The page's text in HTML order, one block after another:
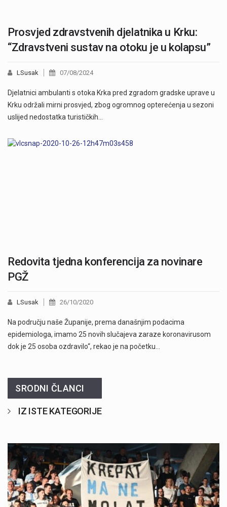
Prosvjed zdravstvenih djelatnika u Krku:
“Zdravstveni sustav na otoku je u kolapsu”
LSusak 07/08/2024
Djelatnici ambulanti s otoka Krka pred zgradom gradske uprave u
Krku održali mirni prosvjed, zbog ogromnog opterećenja u sezoni
uslijed nedostatka turističkih…
Redovita tjedna konferencija za novinare
PGŽ
LSusak 26/10/2020
Na području naše Županije, prema današnjim podacima
epidemiologa, imamo 25 novih slučajeva zaraze koronavirusom
dok je 25 osoba ozdravilo“, rekao je na početku…
SRODNI ČLANCI
IZ ISTE KATEGORIJE
Započela je prodaja članskih iskaznica i pretplate" />